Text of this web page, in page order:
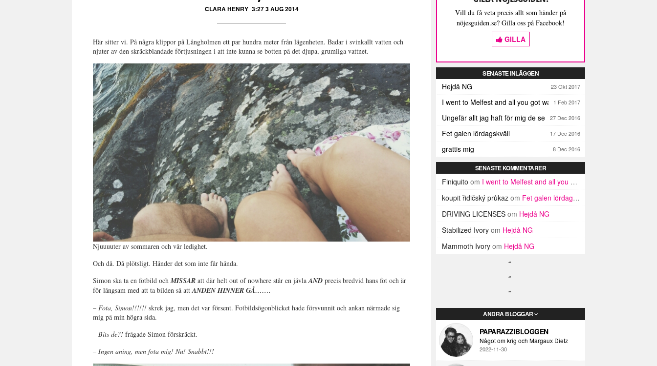
CLARA HENRY 3:27 3 AUG 2014
Här sitter vi. På några klippor på Långholmen ett par hundra meter från lägenheten. Badar i svinkallt vatten och
njuter av den skräckblandade förtjusningen i att inte kunna se botten på det djupa, grumliga vattnet.
Njuuuuter av sommaren och vår ledighet.
Och då. Då plötsligt. Händer det som inte får hända.
Simon ska ta en fotbild ochMISSAR att där helt out of nowhere står en jävlaAND precis bredvid hans fot och är
för långsam med att ta bilden så attANDEN HINNER GÅ…….
– Fota, Simon!!!!!!skrek jag, men det var försent. Fotbildsögonblicket hade försvunnit och ankan närmade sig
mig på min högra sida.
– Bits de?! frågade Simon förskräckt.
– Ingen aning, men fota mig! Nu! Snabbt!!!
Vill du få veta precis allt som händer på
nöjesguiden.se? Gilla oss på Facebook!
GILLA
SENASTE INLÄGGEN
Hejdå NG 23 Okt 2017
I went to Melfest and all you got was three lousy selfies
1 Feb 2017
Ungefär allt jag haft för mig de senaste dagarna
27 Dec 2016
Fet galen lördagskväll 17 Dec 2016
grattis mig 8 Dec 2016
SENASTE KOMMENTARER
Finiquito om I went to Melfest and all you got was three lousy selfies
koupit řidičský průkaz om Fet galen lördagskväll
DRIVING LICENSES om Hejdå NG
Stabilized Ivory om Hejdå NG
Mammoth Ivory om Hejdå NG
ANDRA BLOGGAR
PAPARAZZIBLOGGEN
Något om krig och Margaux Dietz
2022-11-30